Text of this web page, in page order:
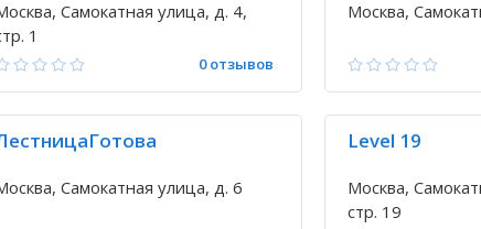
Самокатная улица, д. 4,
1
0 отзывов
Москва,
Самокатная улица, д. 6
Level 19
Москва,
стр. 19